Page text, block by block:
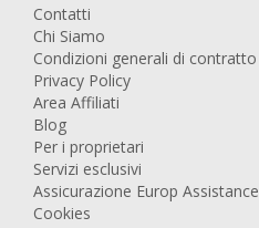
Contatti
Chi Siamo
Condizioni generali di contratto
Privacy Policy
Area Affiliati
Blog
Per i proprietari
Servizi esclusivi
Assicurazione Europ Assistance
Cookies